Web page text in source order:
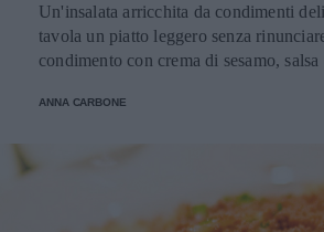
Un'insalata arricchita da condimenti
tavola un piatto leggero senza
condimento con crema di sesamo,
rucola e delle carote. Una curiosità: la
con la centrifuga a casa. Provate ad
aggiungendo il succo di una mela. È un
ANNA CARBONE